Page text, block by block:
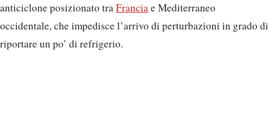
anticiclone posizionato traFranciae Mediterraneo
occidentale, che impedisce l’arrivo di perturbazioni in grado di
riportare un po’ di refrigerio.